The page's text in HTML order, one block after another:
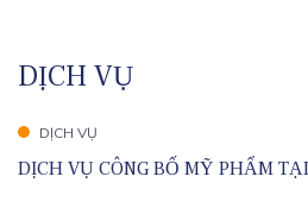
DỊCH VỤ
DỊCH VỤ
DỊCH VỤ CÔNG BỐ MỸ PHẨM